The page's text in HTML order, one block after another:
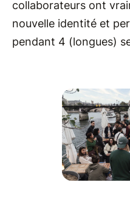
collaborateurs ont
nouvelle identité et
pendant 4 (longues)